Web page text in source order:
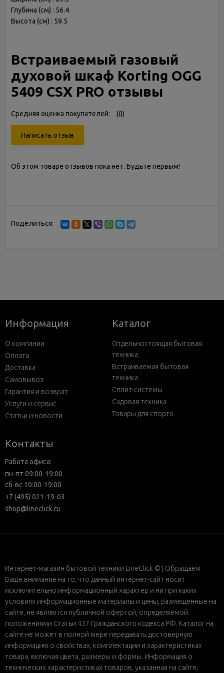
Глубина (см) : 56.4
Высота (см) : 59.5
Встраиваемый газовый
духовой шкаф Korting OGG
5409 CSX PRO отзывы
Средняя оценка покупателей: (0)
Написать отзыв
Об этом товаре отзывов пока нет. Будьте первым!
Поделиться:
Информация
О компании
Оплата
Доставка
Самовывоз
Гарантия и возврат
Услуги и сервис
Статьи и новости
Каталог
Отдельностоящая бытовая
техника
Встраиваемая бытовая
техника
Сплит-системы
Садовая техника
Товары для спорта
Контакты
Работа офиса:
пн-пт 09:00-19:00
сб-вс 10:00-19:00
+7 (495) 021-19-03
shop@lineclick.ru
Интернет-магазин бытовой техники LineClick © | Обращаем
Ваше внимание на то, что данный интернет-сайт носит
исключительно информационный характер и ни при каких
условиях информационные материалы и цены, размещенные на
сайте, не являются публичной офертой, определяемой
положениями Статьи 437 Гражданского кодекса РФ. Каталог на
сайте не может в полной мере передавать достоверную
информацию о свойствах, комплектации и характеристиках
товара, включая цвета, размеры и формы. Информация о
технических характеристиках товаров, указанная на сайте,